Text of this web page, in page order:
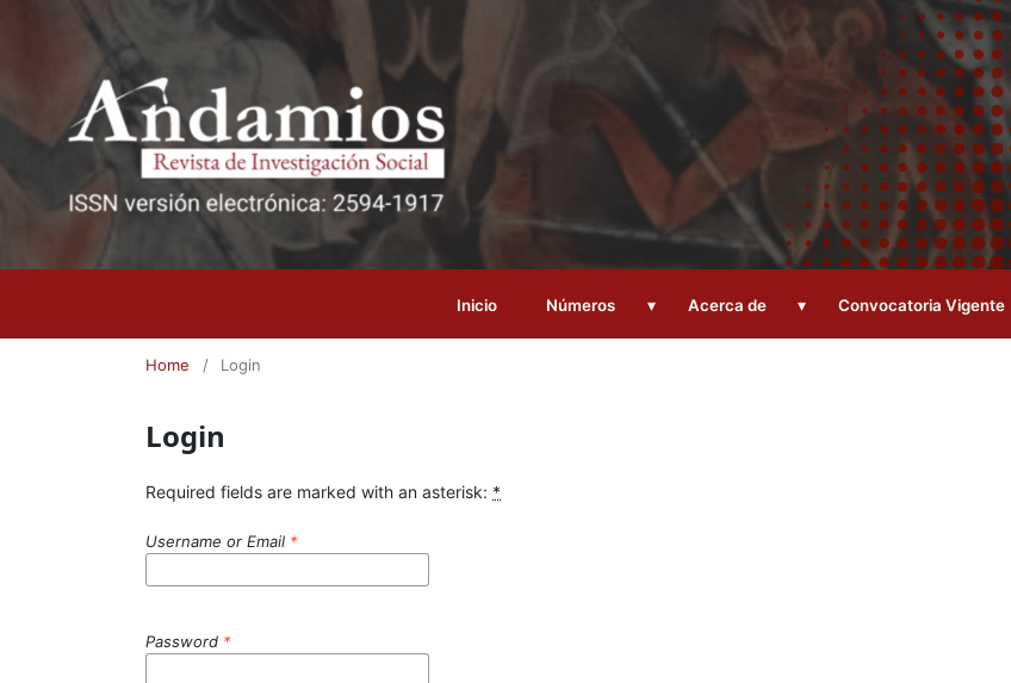
Inicio Números ▾ Acerca de ▾ Convocatoria Vigente
Home / Login
Login
Required fields are marked with an asterisk: *
Username or Email *
Password *